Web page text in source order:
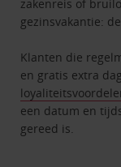
zakenreis of
gezinsvakantie:
Klanten die
en gratis extra
een datum en
gereed is.